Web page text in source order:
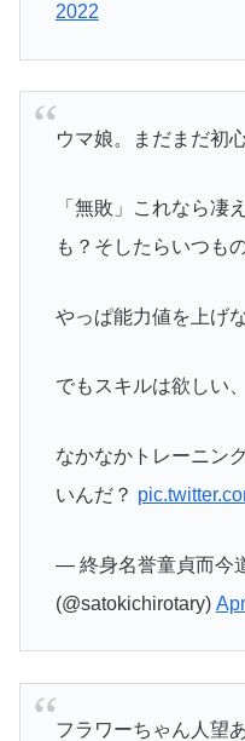
2022
ウマ娘。まだまだ初
「無敗」これなら凄
も？そしたらいつも
やっぱ能力値を上げ
でもスキルは欲しい
なかなかトレーニン
いんだ？
— 終身名誉童貞而今
(@satokichirotary)
フラワーちゃん人望